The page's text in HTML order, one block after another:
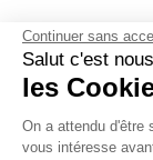
CONTACT
04 42 20 78 42
Du lundi au jeudi de
vendredi de 8h30 à
Continuer sans
Salut c'est
les
On a attendu d'être
vous intéresse